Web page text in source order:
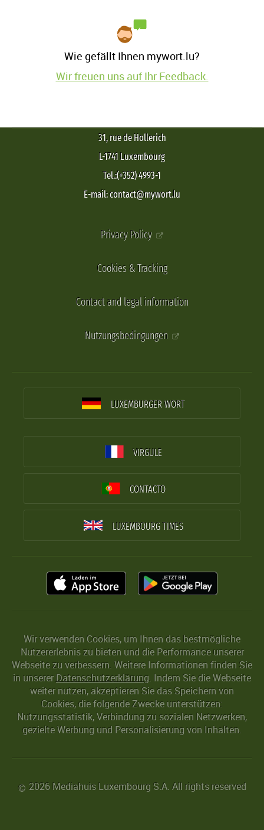
Wie gefällt Ihnen mywort.lu?
Wir freuen uns auf Ihr Feedback.
31, rue de Hollerich
L-1741 Luxembourg
Tel.:(+352) 4993-1
E-mail: contact@mywort.lu
Privacy Policy
Cookies & Tracking
Contact and legal information
Nutzungsbedingungen
LUXEMBURGER WORT
VIRGULE
CONTACTO
LUXEMBOURG TIMES
Wir verwenden Cookies, um Ihnen das bestmögliche
Nutzererlebnis zu bieten und die Performance unserer
Webseite zu verbessern. Weitere Informationen finden Sie
in unserer Datenschutzerklärung. Indem Sie die Webseite
weiter nutzen, akzeptieren Sie das Speichern von
Cookies, die folgende Zwecke unterstützen:
Nutzungsstatistik, Verbindung zu sozialen Netzwerken,
gezielte Werbung und Personalisierung von Inhalten.
© 2026 Mediahuis Luxembourg S.A. All rights reserved